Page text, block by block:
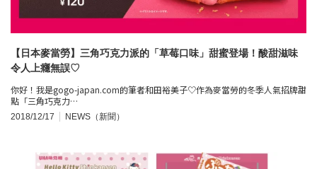
【日本麥當勞】三角巧克力派的「草莓口味」甜蜜登場！酸甜滋味
令人上癮無誤♡
你好！我是gogo-japan.com的筆者和田裕美子♡作為麥當勞的冬季人氣招牌甜
點「三角巧克力…
2018/12/17 NEWS（新聞）